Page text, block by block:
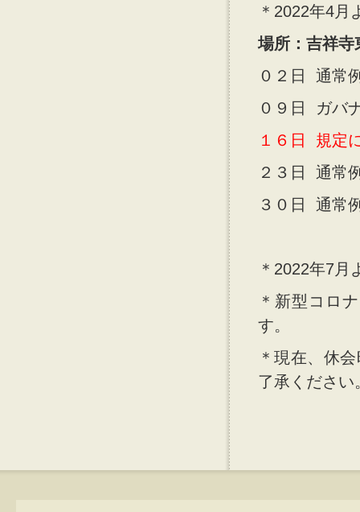
＊2022年4月
場所：吉祥寺
０２日 通常
０９日 ガバ
１６日 規定
２３日 通常
３０日 通常
＊2022年7月
＊新型コロ
す。
＊現在、休
了承ください